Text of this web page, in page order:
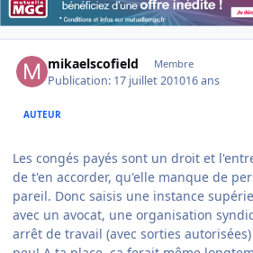
mikaelscofield Membre
Publication: 17 juillet 201016 ans
AUTEUR
Les congés payés sont un droit et
de t'en accorder, qu'elle manque de
pareil. Donc saisis une instance
avec un avocat, une organisation
arrêt de travail (avec sorties